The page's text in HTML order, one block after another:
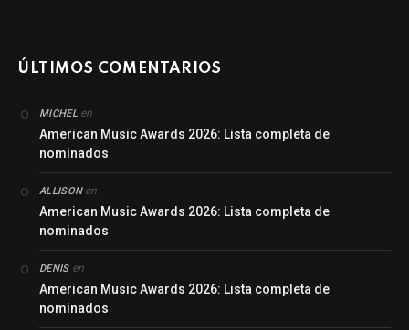
ÚLTIMOS COMENTARIOS
MICHEL en
American Music Awards 2026: Lista completa de
nominados
ALLISONen
American Music Awards 2026: Lista completa de
nominados
DENISen
American Music Awards 2026: Lista completa de
nominados